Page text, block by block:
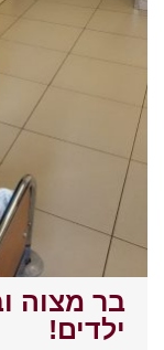
בר מצוה
ילדים!